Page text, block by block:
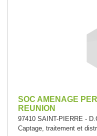
SOC AMENAGE
REUNION
97410 SAINT-PIERRE -
Captage, traitement et